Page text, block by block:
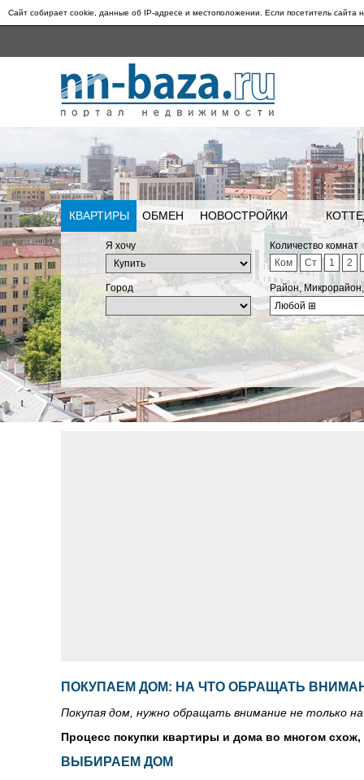
Сайт собирает cookie, данные об IP-адресе и местоположении. Если посетитель сайта
КВАРТИРЫ ОБМЕН НОВОСТРОЙКИ
Я хочу
Количество комнат
Ком
Ст 1 2
Город
Район,
Любой ⊞
ПОКУПАЕМ ДОМ: НА ЧТО ОБРАЩАТЬ
Покупая дом, нужно обращать внимание не только
Процесс покупки квартиры и дома во многом
ВЫБИРАЕМ ДОМ